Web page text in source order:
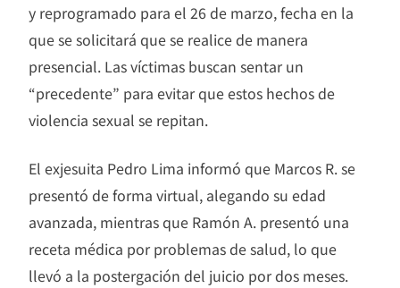
y reprogramado para el 26 de marzo, fecha en la
que se solicitará que se realice de manera
presencial. Las víctimas buscan sentar un
“precedente” para evitar que estos hechos de
violencia sexual se repitan.
El exjesuita Pedro Lima informó que Marcos R. se
presentó de forma virtual, alegando su edad
avanzada, mientras que Ramón A. presentó una
receta médica por problemas de salud, lo que
llevó a la postergación del juicio por dos meses.